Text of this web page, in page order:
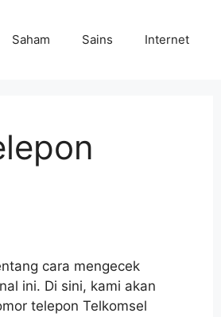
Saham Sains Internet
cara mengecek
ini. Di sini, kami akan
telepon Telkomsel